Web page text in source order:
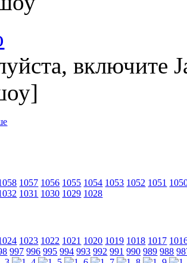
включите
1057 1056 1055 1054 1053 1052 1051
1031 1030 1029 1028
1023 1022 1021 1020 1019 1018 1017
997 996 995 994 993 992 991 990 989 988